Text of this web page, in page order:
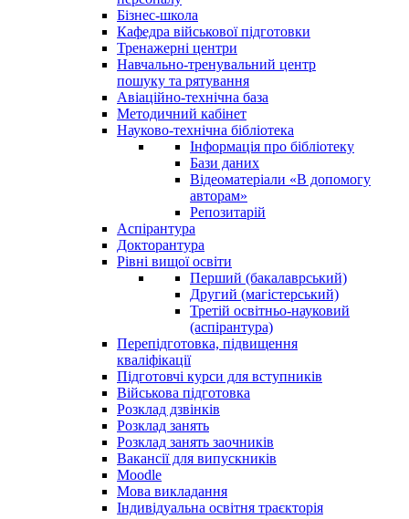
Бізнес-школа
Кафедра військової підготовки
Тренажерні центри
Навчально-тренувальний центр
пошуку та рятування
Авіаційно-технічна база
Методичний кабінет
Науково-технічна бібліотека
Інформація про бібліотеку
Бази даних
Відеоматеріали «В допомогу
авторам»
Репозитарій
Аспірантура
Докторантура
Рівні вищої освіти
Перший (бакалаврський)
Другий (магістерський)
Третій освітньо-науковий
(аспірантура)
Перепідготовка, підвищення
кваліфікації
Пiдготовчі курси для вступників
Військова підготовка
Розклад дзвінків
Розклад занять
Розклад занять заочників
Вакансії для випускників
Moodle
Мова викладання
Індивідуальна освітня траєкторія